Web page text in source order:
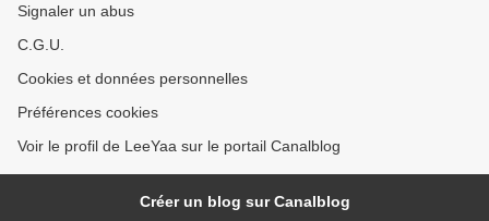
Signaler un abus
C.G.U.
Cookies et données personnelles
Préférences cookies
Voir le profil de LeeYaa sur le portail Canalblog
Créer un blog sur Canalblog